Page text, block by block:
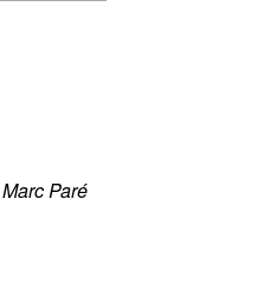
Marc Paré